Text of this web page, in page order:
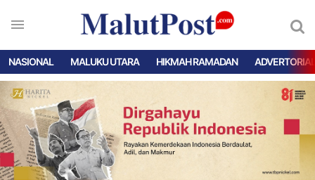
NASIONAL MALUKU UTARA HIKMAH RAMADAN ADVERTORIAL